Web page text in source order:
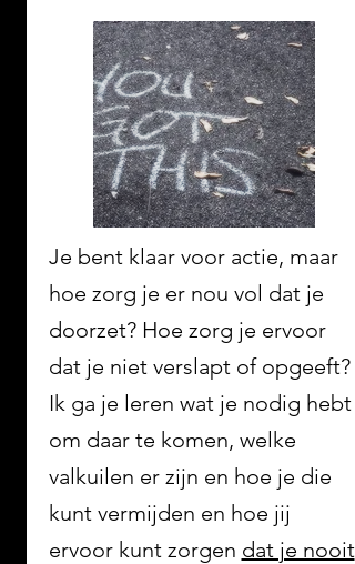
Je bent klaar voor actie, maar
hoe zorg je er nou vol dat je
doorzet? Hoe zorg je ervoor
dat je niet verslapt of opgeeft?
Ik ga je leren wat je nodig hebt
om daar te komen, welke
valkuilen er zijn en hoe je die
kunt vermijden en hoe jij
ervoor kunt zorgen dat je nooit